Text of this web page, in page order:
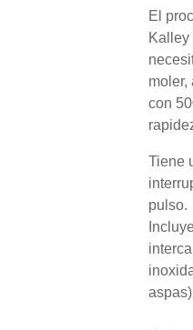
El
Kalley
moler,
con
Tiene
pulso.